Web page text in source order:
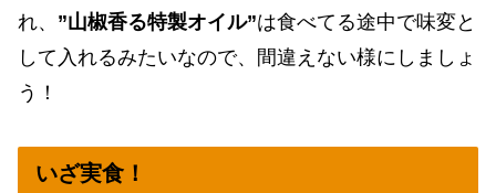
れ、 ”山椒香る特製オイル”は食べてる途中で味変と
して入れるみたいなので、間違えない様にしましょ
う！
いざ実食！